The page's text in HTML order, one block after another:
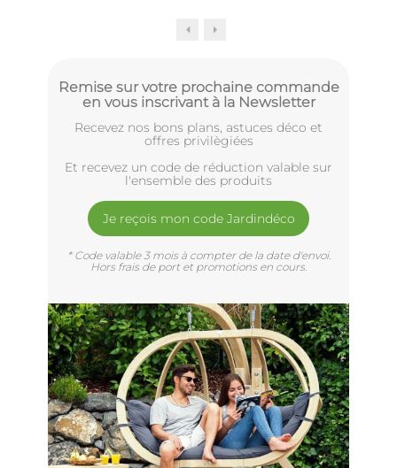
Remise sur votre prochaine commande
en vous inscrivant à la Newsletter
Recevez nos bons plans, astuces déco et
offres privilègiées
Et recevez un code de réduction valable sur
l'ensemble des produits
Je reçois mon code Jardindéco
* Code valable 3 mois à compter de la date d'envoi.
Hors frais de port et promotions en cours.